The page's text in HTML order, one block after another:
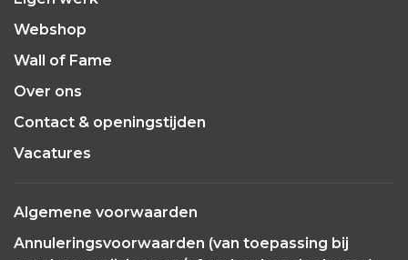
Webshop
Wall of Fame
Over ons
Contact & openingstijden
Vacatures
Algemene voorwaarden
Annuleringsvoorwaarden (van toepassing bij